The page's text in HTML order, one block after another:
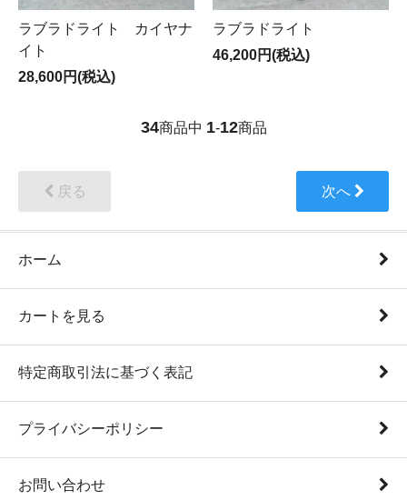
ラブラドライト カイヤナ
イト
28,600円(税込)
ラブラドライト
46,200円(税込)
34商品中 1-12商品
戻る 次へ
ホーム
カートを見る
特定商取引法に基づく表記
プライバシーポリシー
お問い合わせ